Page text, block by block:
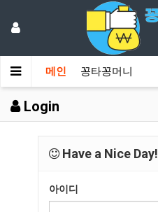
메인 꽁타꽁머니
Login
Have a Nice Day!
아이디